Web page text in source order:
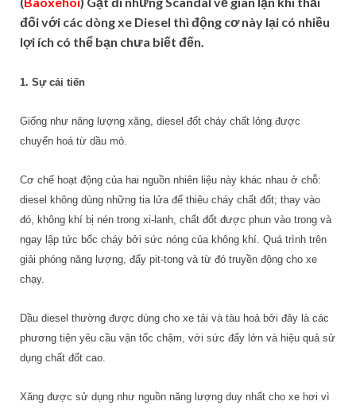
đối với các dòng xe Diesel thì động cơ này lại có nhiều
lợi ích có thể bạn chưa biết đến.
1. Sự cải tiến
Giống như năng lượng xăng, diesel đốt cháy chất lỏng được
chuyển hoá từ dầu mỏ.
Cơ chế hoạt động của hai nguồn nhiên liệu này khác nhau ở chỗ:
diesel không dùng những tia lửa để thiêu cháy chất đốt; thay vào
đó, không khí bị nén trong xi-lanh, chất đốt được phun vào trong và
ngay lập tức bốc cháy bởi sức nóng của không khí. Quá trình trên
giải phóng năng lượng, đẩy pit-tong và từ đó truyền động cho xe
chạy.
Dầu diesel thường được dùng cho xe tải và tàu hoả bởi đây là các
phương tiện yêu cầu vận tốc chậm, với sức đẩy lớn và hiệu quả sử
dụng chất đốt cao.
Xăng được sử dụng như nguồn năng lượng duy nhất cho xe hơi vì